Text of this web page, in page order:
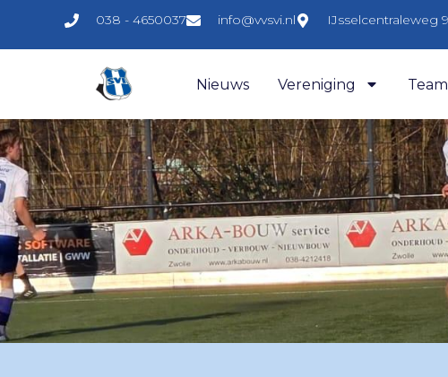
038 - 4650037 info@vvsvi.nl IJsselcentraleweg
Nieuws Vereniging